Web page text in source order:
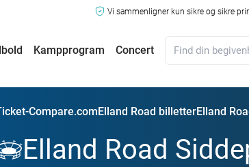
Vi sammenligner kun sikre og sikre
Kampprogram Concert
Compare.comElland Road billetterElland
Elland Road